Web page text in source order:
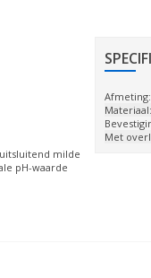
milde
pH-waarde
Afmeting:
Materiaal:
Met